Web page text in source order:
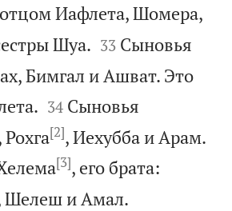
Иафлета, Шомера,
Шуа. 

33 Сыновья
Бимгал и Ашват. Это


34 Сыновья
[2], Иехубба и Арам.
[3], его брата:
Шелеш и Амал.